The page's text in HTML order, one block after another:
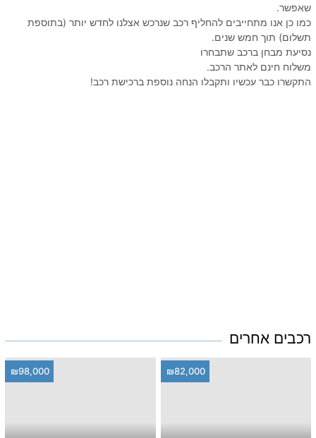
שאפשר.
כמו כן אנו מתחייבים להחליף רכב שנרכש אצלנו לחדש יותר (בתוספת
תשלום) תוך חמש שנים.
נסיעת מבחן ברכב שתבחרו
משלוח חינם לאתר הרכב.
התקשרו כבר עכשיו ותקבלו הנחה נוספת ברכישת רכב!
רכבים אחרים
₪82,000
₪98,000